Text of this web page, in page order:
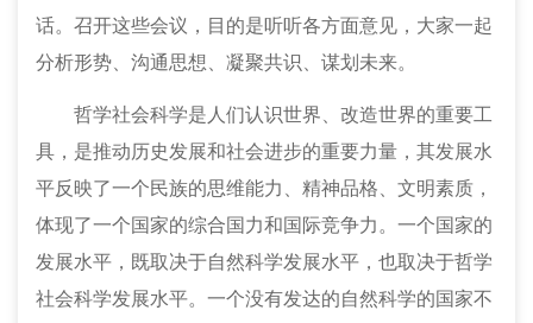
话。召开这些会议，目的是听听各方面意见，大家一起
分析形势、沟通思想、凝聚共识、谋划未来。
哲学社会科学是人们认识世界、改造世界的重要工
具，是推动历史发展和社会进步的重要力量，其发展水
平反映了一个民族的思维能力、精神品格、文明素质，
体现了一个国家的综合国力和国际竞争力。一个国家的
发展水平，既取决于自然科学发展水平，也取决于哲学
社会科学发展水平。一个没有发达的自然科学的国家不